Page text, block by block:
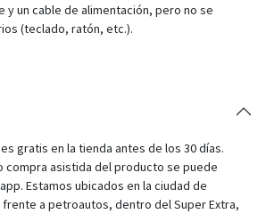
un cable de alimentación, pero no se
(teclado, ratón, etc.).
gratis en la tienda antes de los 30 días.
compra asistida del producto se puede
Estamos ubicados en la ciudad de
frente a petroautos, dentro del Super Extra,